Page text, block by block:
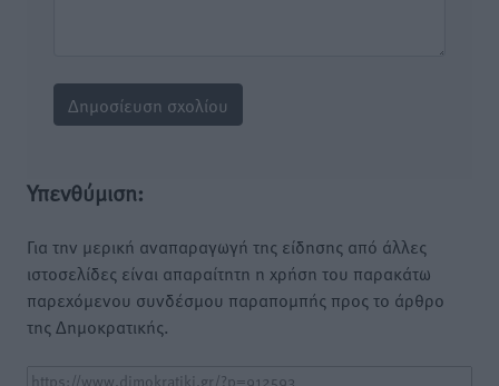
Υπενθύμιση:
Για την μερική αναπαραγωγή της είδησης από άλλες
ιστοσελίδες είναι απαραίτητη η χρήση του παρακάτω
παρεχόμενου συνδέσμου παραπομπής προς το άρθρο
της Δημοκρατικής.